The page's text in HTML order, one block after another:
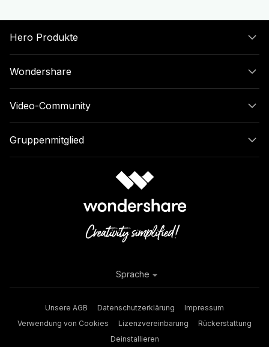
Hero Produkte
Wondershare
Video-Community
Gruppenmitglied
Unsere AGB Datenschutzerklärung
Impressum
Verwendung von Cookies
Lizenzvereinbarung
Rückerstattung
Deinstallieren
Sprache